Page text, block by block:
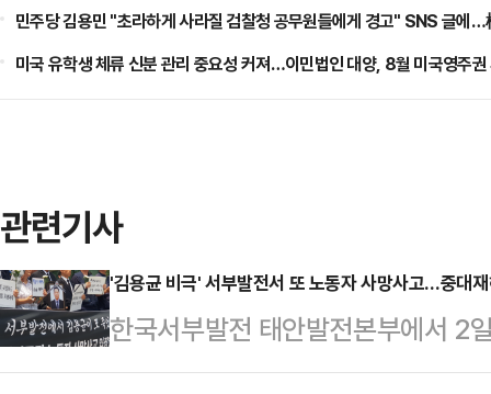
민주당 김용민 "초라하게 사라질 검찰청 공무원들에게 경고" SNS 글에
미국 유학생 체류 신분 관리 중요성 커져…이민법인 대양, 8월 미국영주권
관련기사
'김용균 비극' 서부발전서 또 노동자 사망사고…중대
한국서부발전 태안발전본부에서 2
끼여 숨지는 사고가 일어났다. 비정